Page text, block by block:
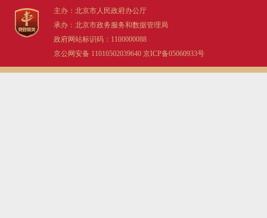
主办：北京市人民政府办公厅
承办：北京市政务服务和数据管理局
政府网站标识码：1100000088
京公网安备 11010502039640 京ICP备05060933号